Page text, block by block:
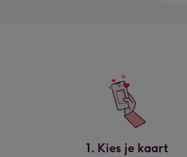
1. Kies je kaart